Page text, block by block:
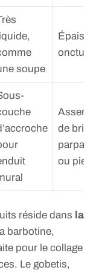
soupe
de
ou
réside dans la
barbotine,
pour le collage
Le gobetis,